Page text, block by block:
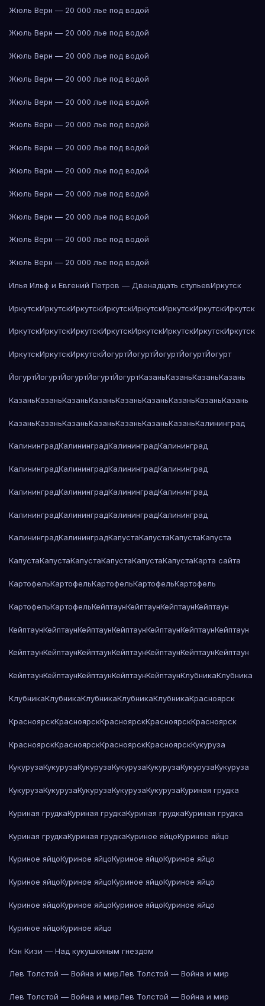
Жюль Верн — 20 000 лье под водой
Жюль Верн — 20 000 лье под водой
Жюль Верн — 20 000 лье под водой
Жюль Верн — 20 000 лье под водой
Жюль Верн — 20 000 лье под водой
Жюль Верн — 20 000 лье под водой
Жюль Верн — 20 000 лье под водой
Жюль Верн — 20 000 лье под водой
Жюль Верн — 20 000 лье под водой
Жюль Верн — 20 000 лье под водой
Жюль Верн — 20 000 лье под водой
Жюль Верн — 20 000 лье под водой
Илья Ильф и Евгений Петров — Двенадцать стульевИркутск
ИркутскИркутскИркутскИркутскИркутскИркутскИркутскИркутск
ИркутскИркутскИркутскИркутскИркутскИркутскИркутскИркутск
ИркутскИркутскИркутскЙогуртЙогуртЙогуртЙогуртЙогурт
ЙогуртЙогуртЙогуртЙогуртЙогуртКазаньКазаньКазаньКазань
КазаньКазаньКазаньКазаньКазаньКазаньКазаньКазаньКазань
КазаньКазаньКазаньКазаньКазаньКазаньКазаньКалининград
КалининградКалининградКалининградКалининград
КалининградКалининградКалининградКалининград
КалининградКалининградКалининградКалининград
КалининградКалининградКалининградКалининград
КалининградКалининградКапустаКапустаКапустаКапуста
КапустаКапустаКапустаКапустаКапустаКапустаКарта сайта
КартофельКартофельКартофельКартофельКартофель
КартофельКартофельКейптаунКейптаунКейптаунКейптаун
КейптаунКейптаунКейптаунКейптаунКейптаунКейптаунКейптаун
КейптаунКейптаунКейптаунКейптаунКейптаунКейптаунКейптаун
КейптаунКейптаунКейптаунКейптаунКейптаунКлубникаКлубника
КлубникаКлубникаКлубникаКлубникаКлубникаКрасноярск
КрасноярскКрасноярскКрасноярскКрасноярскКрасноярск
КрасноярскКрасноярскКрасноярскКрасноярскКукуруза
КукурузаКукурузаКукурузаКукурузаКукурузаКукурузаКукуруза
КукурузаКукурузаКукурузаКукурузаКукурузаКуриная грудка
Куриная грудкаКуриная грудкаКуриная грудкаКуриная грудка
Куриная грудкаКуриная грудкаКуриное яйцоКуриное яйцо
Куриное яйцоКуриное яйцоКуриное яйцоКуриное яйцо
Куриное яйцоКуриное яйцоКуриное яйцоКуриное яйцо
Куриное яйцоКуриное яйцоКуриное яйцоКуриное яйцо
Куриное яйцоКуриное яйцо
Кэн Кизи — Над кукушкиным гнездом
Лев Толстой — Война и мирЛев Толстой — Война и мир
Лев Толстой — Война и мирЛев Толстой — Война и мир